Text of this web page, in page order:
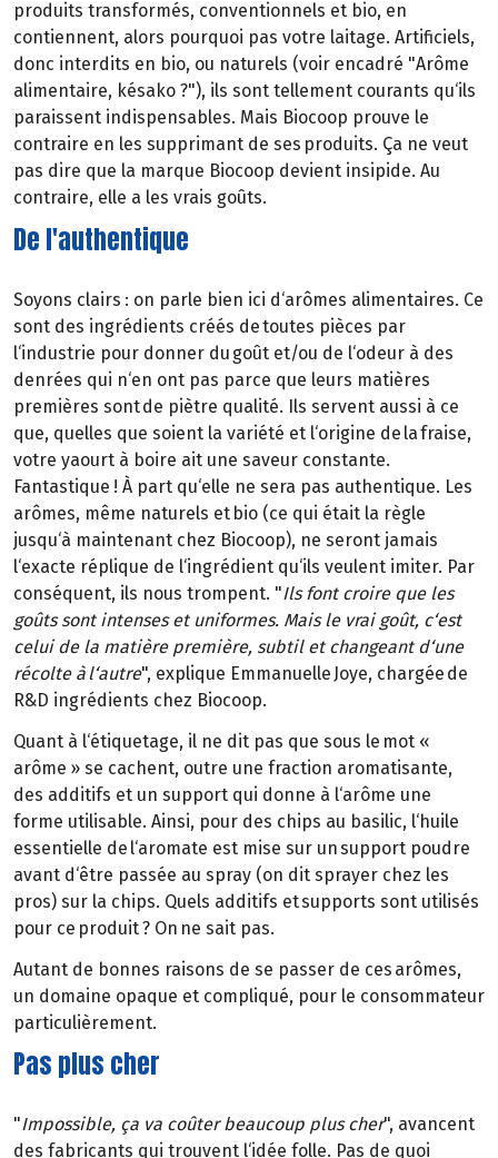
produits transformés, conventionnels et bio, en
contiennent, alors pourquoi pas votre laitage. Artificiels,
donc interdits en bio, ou naturels (voir encadré "Arôme
alimentaire, késako ?"), ils sont tellement courants qu‘ils
paraissent indispensables. Mais Biocoop prouve le
contraire en les supprimant de ses produits. Ça ne veut
pas dire que la marque Biocoop devient insipide. Au
contraire, elle a les vrais goûts.
De l'authentique
Soyons clairs : on parle bien ici d‘arômes alimentaires. Ce
sont des ingrédients créés de toutes pièces par
l‘industrie pour donner du goût et/ou de l‘odeur à des
denrées qui n‘en ont pas parce que leurs matières
premières sont de piètre qualité. Ils servent aussi à ce
que, quelles que soient la variété et l‘origine de la fraise,
votre yaourt à boire ait une saveur constante.
Fantastique ! À part qu‘elle ne sera pas authentique. Les
arômes, même naturels et bio (ce qui était la règle
jusqu‘à maintenant chez Biocoop), ne seront jamais
l‘exacte réplique de l‘ingrédient qu‘ils veulent imiter. Par
conséquent, ils nous trompent. "Ils font croire que les
goûts sont intenses et uniformes. Mais le vrai goût, c‘est
celui de la matière première, subtil et changeant d‘une
récolte à l‘autre", explique Emmanuelle Joye, chargée de
R&D ingrédients chez Biocoop.
Quant à l‘étiquetage, il ne dit pas que sous le mot «
arôme » se cachent, outre une fraction aromatisante,
des additifs et un support qui donne à l‘arôme une
forme utilisable. Ainsi, pour des chips au basilic, l‘huile
essentielle de l‘aromate est mise sur un support poudre
avant d‘être passée au spray (on dit sprayer chez les
pros) sur la chips. Quels additifs et supports sont utilisés
pour ce produit ? On ne sait pas.
Autant de bonnes raisons de se passer de ces arômes,
un domaine opaque et compliqué, pour le consommateur
particulièrement.
Pas plus cher
"Impossible, ça va coûter beaucoup plus cher", avancent
des fabricants qui trouvent l‘idée folle. Pas de quoi